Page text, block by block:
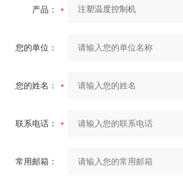
产品：
您的单位：
您的姓名：
联系电话：
常用邮箱：